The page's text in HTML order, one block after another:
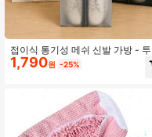
접이식 통기성 메쉬 신발 가방 - 투
디자인, 대용량 수납, 여행 짐 싸기
적합; 다기능 걸이식 수납 가방, 헬
장품 및 세면도구 보관에 사용 가능.
1,790원 -25%